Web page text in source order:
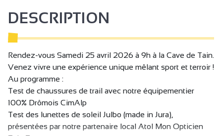
DESCRIPTION
Rendez-vous Samedi 25 avril 2026 à 9h à la Cave de Tain.
Venez vivre une expérience unique mêlant sport et terroir !
Au programme :
Test de chaussures de trail avec notre équipementier
100% Drômois CimAlp
Test des lunettes de soleil Julbo (made in Jura),
présentées par notre partenaire local Atol Mon Opticien